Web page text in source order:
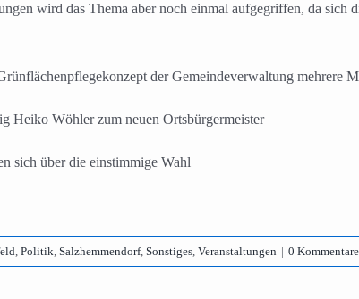
wird das Thema aber noch einmal aufgegriffen, da sich
der Gemeindeverwaltung mehrere
Heiko Wöhler zum neuen Ortsbürgermeister
sich über die einstimmige Wahl
, Politik, Salzhemmendorf, Sonstiges, Veranstaltungen | 0 Kommentare